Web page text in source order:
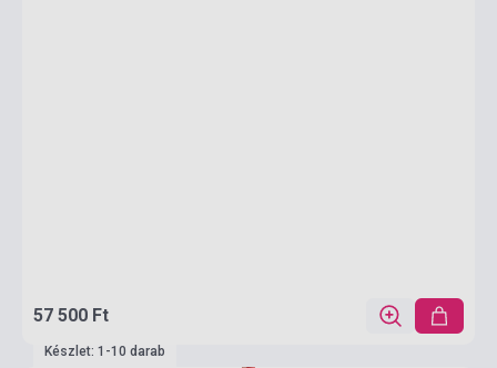
57 500 Ft
Készlet: 1-10 darab